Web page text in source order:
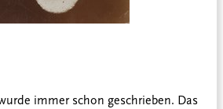
immer schon geschrieben. Das